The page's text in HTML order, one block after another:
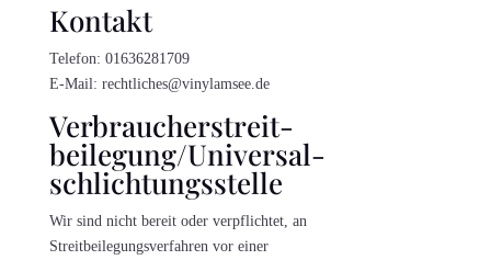
Kontakt
Telefon: 01636281709
E-Mail: rechtliches@vinylamsee.de
Verbraucher­streit­
beilegung/Universal­
schlichtungs­stelle
Wir sind nicht bereit oder verpflichtet, an
Streitbeilegungsverfahren vor einer